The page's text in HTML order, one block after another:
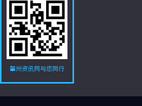
肇州资讯网与您同行